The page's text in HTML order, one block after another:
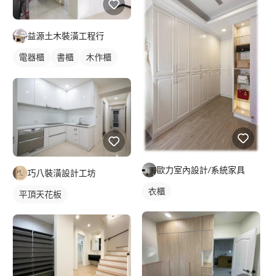
益源土木裝潢工程行
電器櫃 書櫃
木作櫃
巧八裝潢設計工坊
平頂天花板
歐力室內設計/系統家具
衣櫃